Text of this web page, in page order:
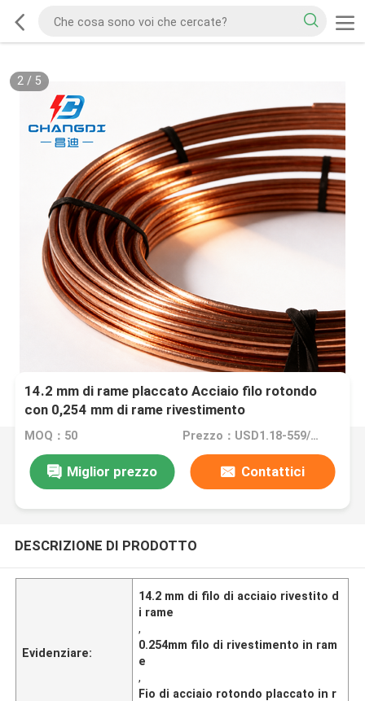
2/ 5
14.2 mm di rame placcato Acciaio filo rotondo
con 0,254 mm di rame rivestimento
MOQ：50 Prezzo：USD1.18-559/PCS
Miglior prezzo Contattici
DESCRIZIONE DI PRODOTTO
Evidenziare:
14.2 mm di filo di acciaio rivestito d
i rame
,
0.254mm filo di rivestimento in ram
e
,
Fio di acciaio rotondo placcato in r